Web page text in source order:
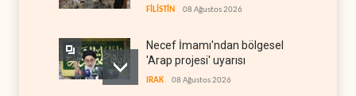
FİLİSTİN 08 Ağustos 2026
Necef İmamı'ndan bölgesel
'Arap projesi' uyarısı
IRAK 08 Ağustos 2026